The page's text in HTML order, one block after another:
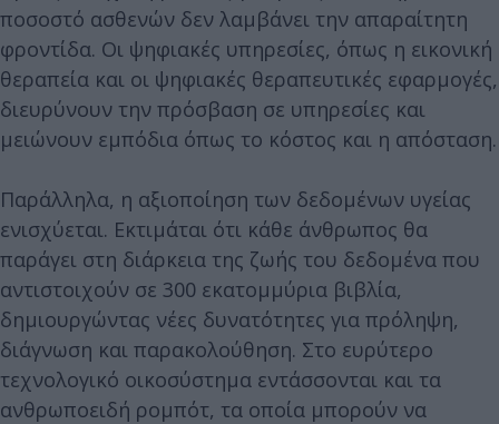
ποσοστό ασθενών δεν λαμβάνει την απαραίτητη
φροντίδα. Οι ψηφιακές υπηρεσίες, όπως η εικονική
θεραπεία και οι ψηφιακές θεραπευτικές εφαρμογές,
διευρύνουν την πρόσβαση σε υπηρεσίες και
μειώνουν εμπόδια όπως το κόστος και η απόσταση.
Παράλληλα, η αξιοποίηση των δεδομένων υγείας
ενισχύεται. Εκτιμάται ότι κάθε άνθρωπος θα
παράγει στη διάρκεια της ζωής του δεδομένα που
αντιστοιχούν σε 300 εκατομμύρια βιβλία,
δημιουργώντας νέες δυνατότητες για πρόληψη,
διάγνωση και παρακολούθηση. Στο ευρύτερο
τεχνολογικό οικοσύστημα εντάσσονται και τα
ανθρωποειδή ρομπότ, τα οποία μπορούν να